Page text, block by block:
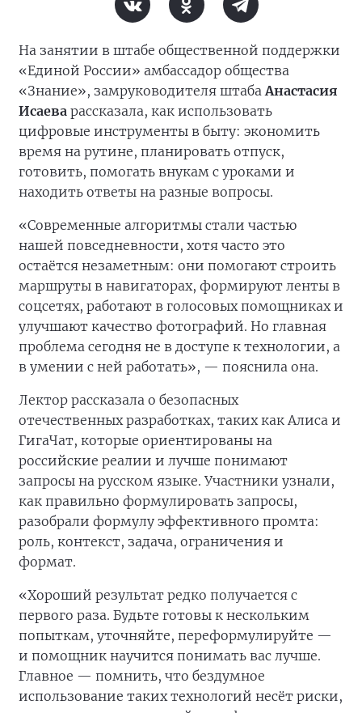
На занятии в штабе общественной поддержки
«Единой России» амбассадор общества
«Знание», замруководителя штабаАнастасия
Исаева рассказала, как использовать
цифровые инструменты в быту: экономить
время на рутине, планировать отпуск,
готовить, помогать внукам с уроками и
находить ответы на разные вопросы.
«Современные алгоритмы стали частью
нашей повседневности, хотя часто это
остаётся незаметным: они помогают строить
маршруты в навигаторах, формируют ленты в
соцсетях, работают в голосовых помощниках и
улучшают качество фотографий. Но главная
проблема сегодня не в доступе к технологии, а
в умении с ней работать», — пояснила она.
Лектор рассказала о безопасных
отечественных разработках, таких как Алиса и
ГигаЧат, которые ориентированы на
российские реалии и лучше понимают
запросы на русском языке. Участники узнали,
как правильно формулировать запросы,
разобрали формулу эффективного промта:
роль, контекст, задача, ограничения и
формат.
«Хороший результат редко получается с
первого раза. Будьте готовы к нескольким
попыткам, уточняйте, переформулируйте —
и помощник научится понимать вас лучше.
Главное — помнить, что бездумное
использование таких технологий несёт риски,